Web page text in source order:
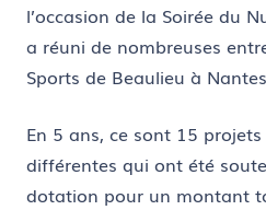
l’occasion de la Soirée du
a réuni de nombreuses
Sports de Beaulieu à
En 5 ans, ce sont 15
différentes qui ont été
dotation pour un montant